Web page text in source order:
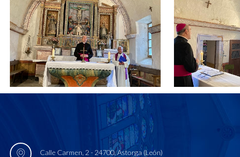
Calle Carmen, 2 - 24700. Astorga (León)